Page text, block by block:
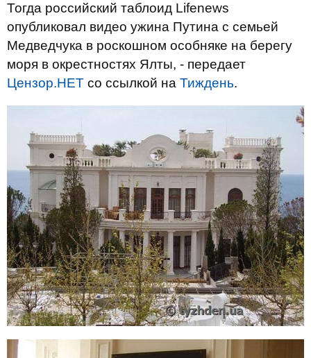
Тогда российский таблоид Lifenews
опубликовал видео ужина Путина с семьей
Медведчука в роскошном особняке на берегу
моря в окрестностях Ялты, - передает
Цензор.НЕТ со ссылкой на Тиждень.